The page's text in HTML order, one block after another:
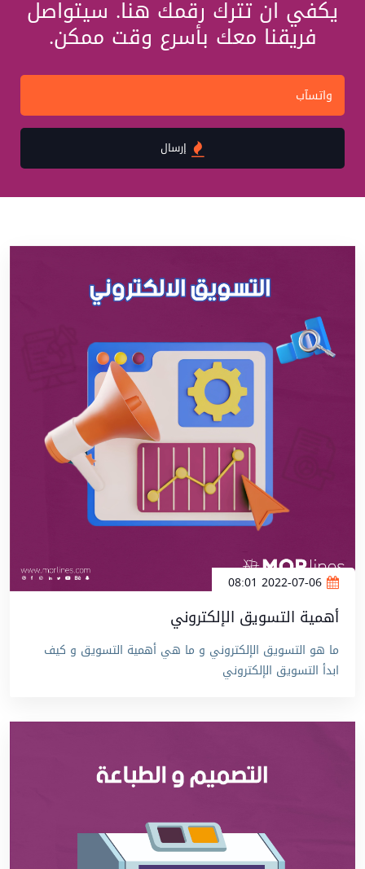
يكفي ان تترك رقمك هنا. سيتواصل
فريقنا معك بأسرع وقت ممكن.
إرسال
2022-07-06 08:01
أهمية التسويق الإلكتروني
ما هو التسويق الإلكتروني و ما هي أهمية التسويق و كيف
ابدأ التسويق الإلكتروني